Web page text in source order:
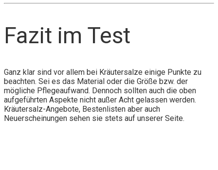
Fazit im Test
Ganz klar sind vor allem bei Kräutersalze einige Punkte zu
beachten. Sei es das Material oder die Größe bzw. der
mögliche Pflegeaufwand. Dennoch sollten auch die oben
aufgeführten Aspekte nicht außer Acht gelassen werden.
Kräutersalz-Angebote, Bestenlisten aber auch
Neuerscheinungen sehen sie stets auf unserer Seite.